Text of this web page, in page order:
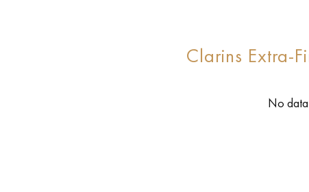
Clarins Extra-
No